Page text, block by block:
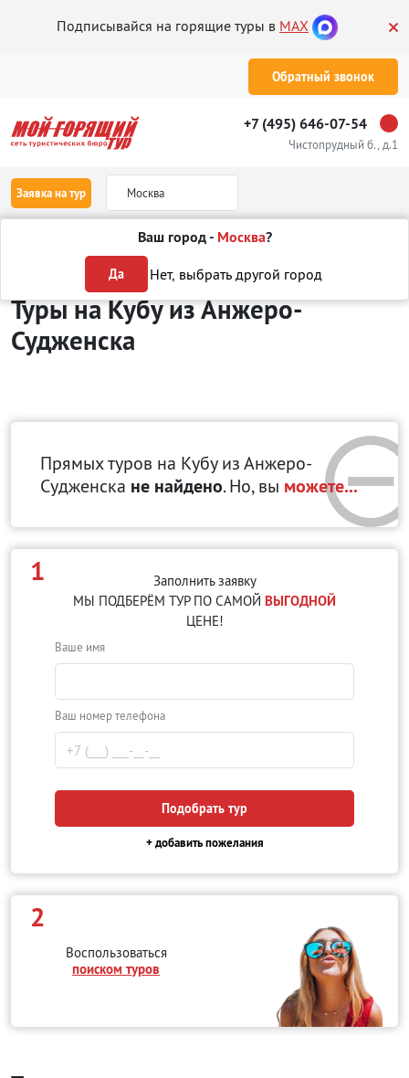
Подписывайся на горящие туры в MAX
Обратный звонок
+7 (495) 646-07-54
Чистопрудный б., д.1
Заявка на тур Москва
Ваш город - Москва?
Да Нет, выбрать другой город
Туры из Анжеро-Судженска Отдых на Кубе
Туры на Кубуиз Анжеро-
Судженска
Прямых туров на Кубу из Анжеро-
Судженска не найдено. Но, вы можете...
1
Заполнить заявку
МЫ ПОДБЕРЁМ ТУР ПО САМОЙ ВЫГОДНОЙ
ЦЕНЕ!
Ваше имя
Ваш номер телефона
Подобрать тур
+ добавить пожелания
2
Воспользоваться
поиском туров